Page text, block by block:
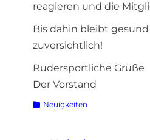
reagieren und die
Bis dahin bleibt
zuversichtlich!
Rudersportliche Grüße
Der Vorstand
Kategorien
Neuigkeiten